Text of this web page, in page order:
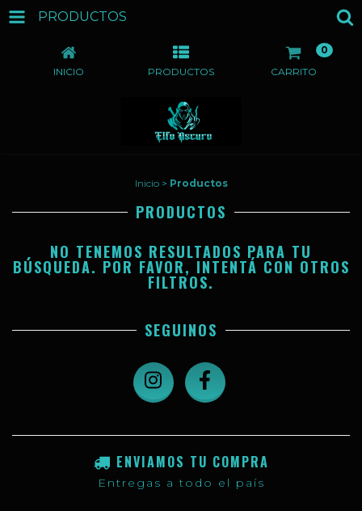
PRODUCTOS
INICIO PRODUCTOS CARRITO
0
Inicio > Productos
PRODUCTOS
NO TENEMOS RESULTADOS PARA TU
BÚSQUEDA. POR FAVOR, INTENTÁ CON OTROS
FILTROS.
SEGUINOS
ENVIAMOS TU COMPRA
Entregas a todo el país